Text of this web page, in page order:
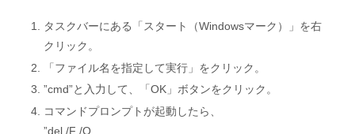
タスクバーにある「スタート（Windowsマーク）」を右
クリック。
「ファイル名を指定して実行」をクリック。
”cmd”と入力して、「OK」ボタンをクリック。
コマンドプロンプトが起動したら、
”del /F /Q